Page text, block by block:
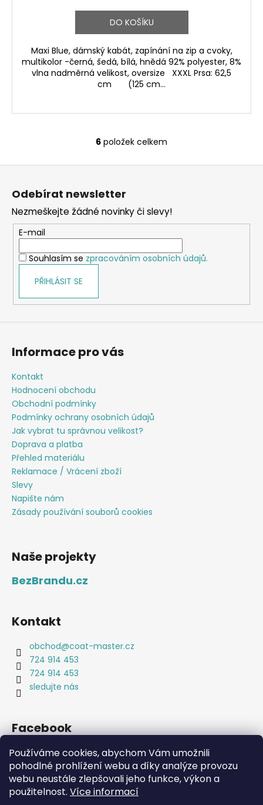
Používáme cookies, abychom Vám umožnili
pohodlné prohlížení webu a díky analýze provozu
webu neustále zlepšovali jeho funkce, výkon a
použitelnost. Více informací
DO KOŠÍKU
Maxi Blue, dámský kabát, zapínání na zip a cvoky,
multikolor -černá, šedá, bílá, hnědá 92% polyester, 8%
vlna nadměrná velikost, oversize XXXL Prsa: 62,5
cm (125 cm...
O
v
a
c
í
p
r
y
6 položek celkem
Z
Odebírat newsletter
Nezmeškejte žádné novinky či slevy!
E-mail
Souhlasím se zpracováním osobních údajů.
PŘIHLÁSIT SE
Informace pro vás
Kontakt
Hodnocení obchodu
Obchodní podmínky
Podmínky ochrany osobních údajů
Jak vybrat tu správnou velikost?
Doprava a platba
Přehled materiálu
Reklamace / Vrácení zboží
Slevy
Napište nám
Zásady používání souborů cookies
Naše projekty
BezBrandu.cz
Kontakt
obchod@coat-master.cz
724 914 453
724 914 453
sledujte nás
Facebook
Coat-Master.cz Doplňky ve 100% kvalitě za 10% ceny